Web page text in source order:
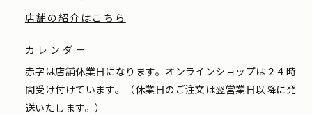
店舗の紹介はこちら
カレンダー
赤字は店舗休業日になります。オンラインショップは２４時
間受け付けています。（休業日のご注文は翌営業日以降に発
送いたします。）